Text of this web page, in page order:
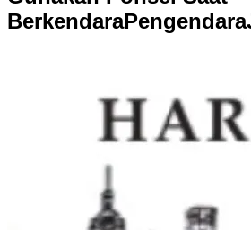
BerkendaraPengendara